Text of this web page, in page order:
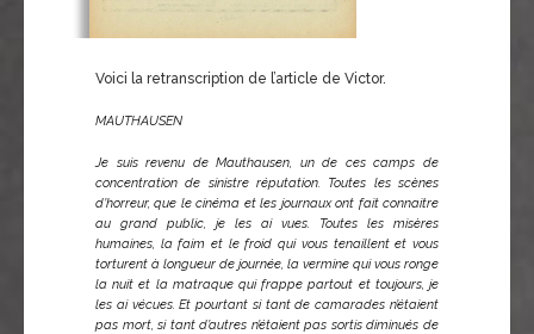
Voici la retranscription de l’article de Victor.
MAUTHAUSEN
Je suis revenu de Mauthausen, un de ces camps de
concentration de sinistre réputation. Toutes les scènes
d’horreur, que le cinéma et les journaux ont fait connaitre
au grand public, je les ai vues. Toutes les misères
humaines, la faim et le froid qui vous tenaillent et vous
torturent à longueur de journée, la vermine qui vous ronge
la nuit et la matraque qui frappe partout et toujours, je
les ai vécues. Et pourtant si tant de camarades n’étaient
pas mort, si tant d’autres n’étaient pas sortis diminués de